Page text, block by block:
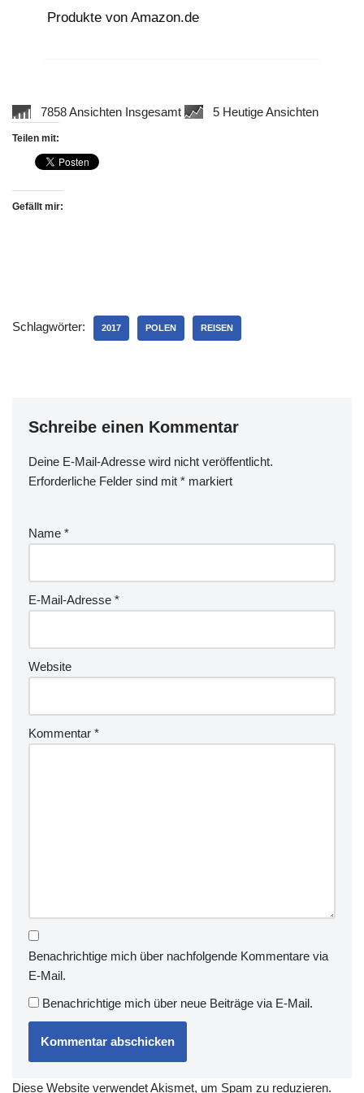
Produkte von Amazon.de
7858 Ansichten Insgesamt 5 Heutige Ansichten
Teilen mit:
Gefällt mir:
Schlagwörter: 2017 POLEN REISEN
Schreibe einen Kommentar
Deine E-Mail-Adresse wird nicht veröffentlicht.
Erforderliche Felder sind mit * markiert
Name *
E-Mail-Adresse *
Website
Kommentar *
Benachrichtige mich über nachfolgende Kommentare via
E-Mail.
Benachrichtige mich über neue Beiträge via E-Mail.
Diese Website verwendet Akismet, um Spam zu reduzieren.